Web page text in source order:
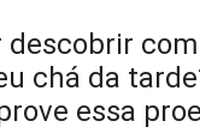
descobrir
chá da
essa